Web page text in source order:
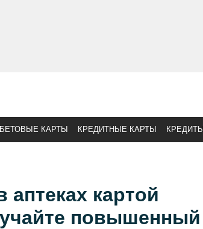
КАРТЫ КРЕДИТНЫЕ КАРТЫ КРЕДИТЫ
аптеках картой
повышенный